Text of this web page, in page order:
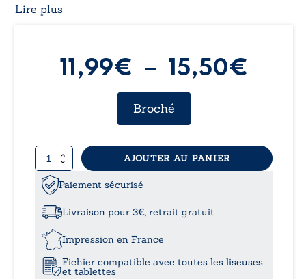
Lire plus
11,99€ – 15,50€
Broché
quantité
de
France
Mitsuki
Hokkaido
AJOUTER AU PANIER
Paiement sécurisé
Livraison pour 3€, retrait gratuit
Impression en France
Fichier compatible avec toutes les liseuses
et tablettes